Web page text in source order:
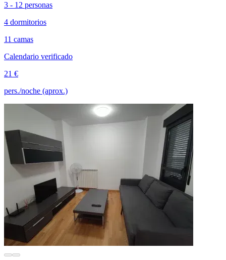
3 - 12 personas
4 dormitorios
11 camas
Calendario verificado
21 €
pers./noche (aprox.)